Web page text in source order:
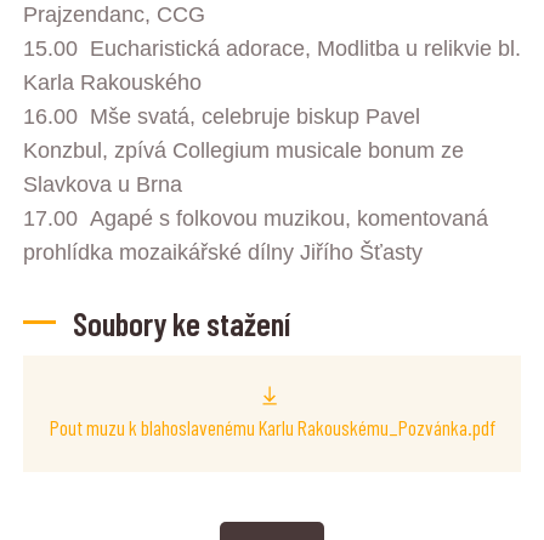
Prajzendanc, CCG
15.00 Eucharistická adorace, Modlitba u relikvie bl.
Karla Rakouského
16.00 Mše svatá, celebruje biskup Pavel
Konzbul, zpívá Collegium musicale bonum ze
Slavkova u Brna
17.00 Agapé s folkovou muzikou, komentovaná
prohlídka mozaikářské dílny Jiřího Šťasty
Soubory ke stažení
Pout muzu k blahoslavenému Karlu Rakouskému_Pozvánka.pdf